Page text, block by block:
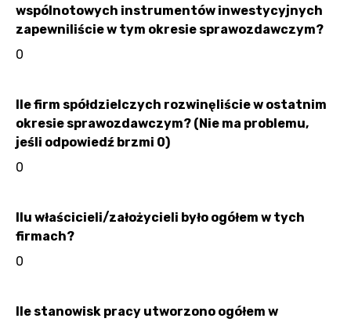
wspólnotowych instrumentów inwestycyjnych
zapewniliście w tym okresie sprawozdawczym?
0
Ile firm spółdzielczych rozwinęliście w ostatnim
okresie sprawozdawczym? (Nie ma problemu,
jeśli odpowiedź brzmi 0)
0
Ilu właścicieli/założycieli było ogółem w tych
firmach?
0
Ile stanowisk pracy utworzono ogółem w